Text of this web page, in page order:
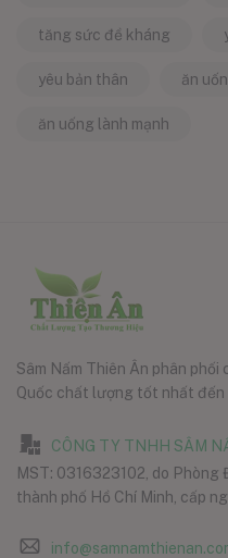
tăng sức đề kháng
yêu bản thân ăn
ăn uống lành mạnh
Sâm Nấm Thiên Ân phân
Quốc chất lượng tốt nhất
CÔNG TY TNHH SÂM
MST: 0316323102, do
thành phố Hồ Chí Minh, cấp